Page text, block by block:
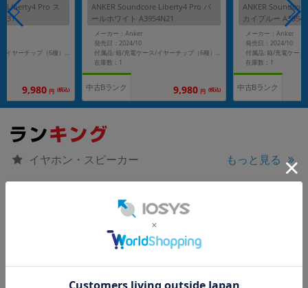
Liberty4 Pro ス
付属品: 箱/充電ケース/イヤーチップ（6種）/USB-C＆USB-A ケーブル/クイックスタートガイド/安全マニュアル/カスタマーサポート
9,980 円 (税込)
ANKER Soundcore Liberty4 Pro パ
ールホワイト A3954N21
メーカー：Anker
発売日：2024/10
付属品: 箱/充電ケース/イヤーチップ（6種）/USB-C＆USB-A ケーブル/クイックスタートガイド/カスタマーサポート
在庫数：1
中古Bランク 9,980 円 (税込)
ANKER
カイブルー
メーカー：Anker
発売日：2024/10
在庫数：1
中古Bランク
イヤホン・スピーカー もっと見る